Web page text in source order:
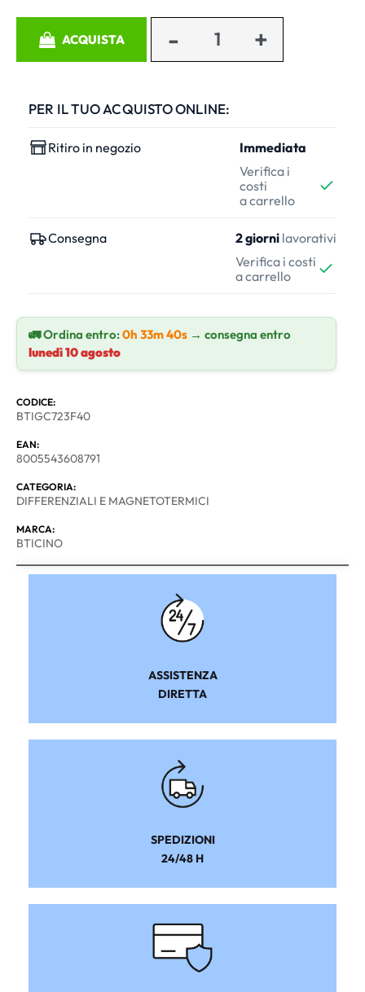
ACQUISTA
PER IL TUO ACQUISTO ONLINE:
Ritiro in negozio
Immediata
Verifica i
costi
a carrello
Consegna 2 giorni lavorativi
Verifica i costi
a carrello
🚛 Ordina entro:0h 33m 39s→ consegna entro
lunedì 10 agosto
CODICE:
BTIGC723F40
EAN:
8005543608791
CATEGORIA:
DIFFERENZIALI E MAGNETOTERMICI
MARCA:
BTICINO
ASSISTENZA
DIRETTA
SPEDIZIONI
24/48 H